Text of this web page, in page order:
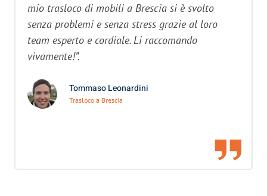
mio trasloco di mobili a Brescia si è svolto
senza problemi e senza stress grazie al loro
team esperto e cordiale. Li raccomando
vivamente!”.
Tommaso Leonardini
Trasloco a Brescia